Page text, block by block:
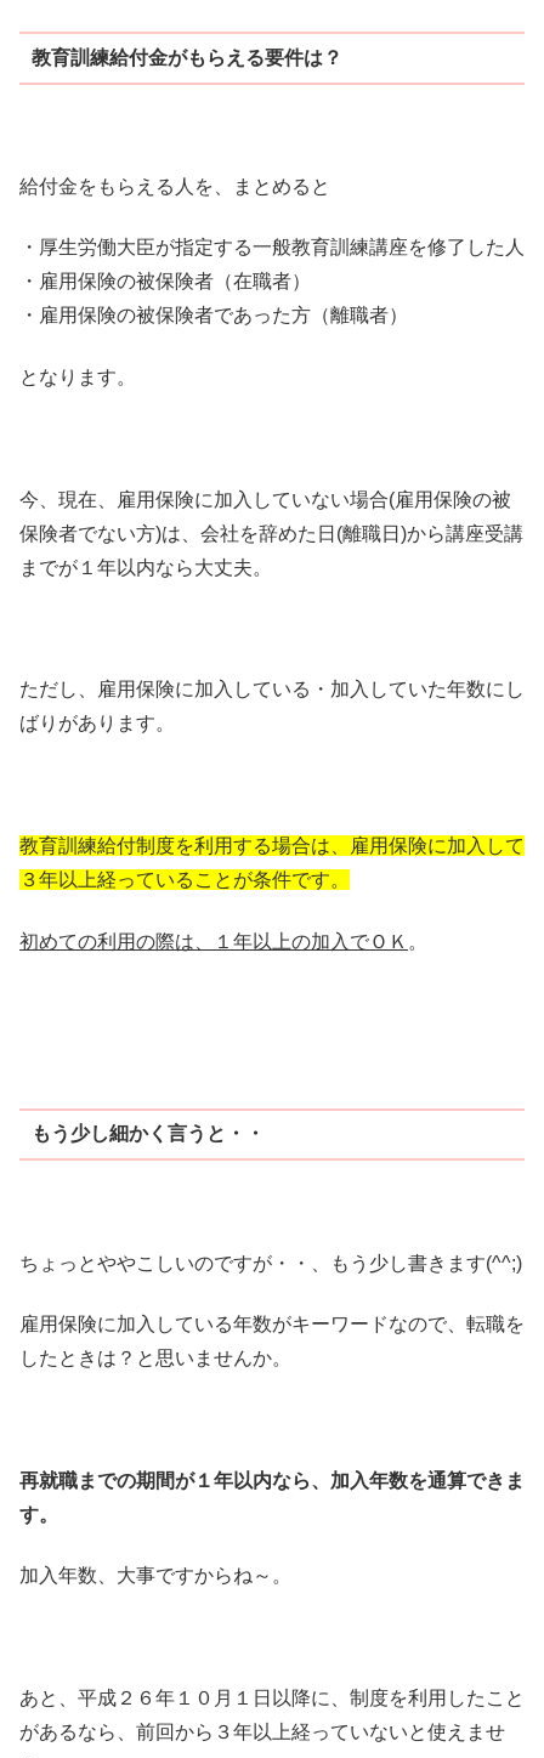
教育訓練給付金がもらえる要件は？
給付金をもらえる人を、まとめると
・厚生労働大臣が指定する一般教育訓練講座を修了した人
・雇用保険の被保険者（在職者）
・雇用保険の被保険者であった方（離職者）
となります。
今、現在、雇用保険に加入していない場合(雇用保険の被
保険者でない方)は、会社を辞めた日(離職日)から講座受講
までが１年以内なら大丈夫。
ただし、雇用保険に加入している・加入していた年数にし
ばりがあります。
教育訓練給付制度を利用する場合は、雇用保険に加入して
３年以上経っていることが条件です。
初めての利用の際は、１年以上の加入でＯＫ 。
もう少し細かく言うと・・
ちょっとややこしいのですが・・、もう少し書きます(^^;)
雇用保険に加入している年数がキーワードなので、転職を
したときは？と思いませんか。
再就職までの期間が１年以内なら、加入年数を通算できま
す。
加入年数、大事ですからね～。
あと、平成２６年１０月１日以降に、制度を利用したこと
があるなら、前回から３年以上経っていないと使えませ